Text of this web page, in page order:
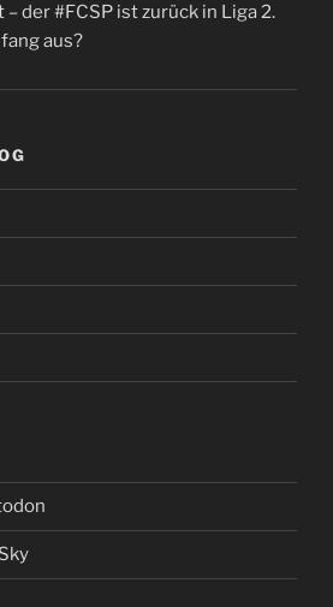
der #FCSP ist zurück in Liga 2.
aus?